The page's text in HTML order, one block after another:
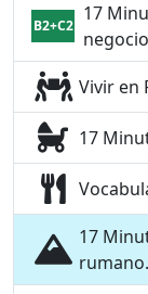
B2+C2
17
Vivir en
17
17